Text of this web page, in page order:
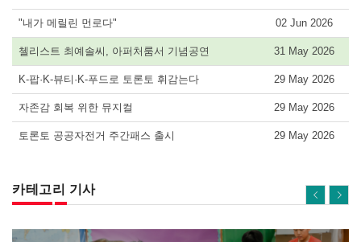
"내가 메릴린 먼로다" 02 Jun 2026
첼리스트 최예솔씨, 아퍼처룸서 기념공연 31 May 2026
K-팝·K-뷰티·K-푸드로 토론토 휘감는다 29 May 2026
자존감 회복 위한 뮤지컬 29 May 2026
토론토 공공자전거 주간패스 출시 29 May 2026
카테고리 기사